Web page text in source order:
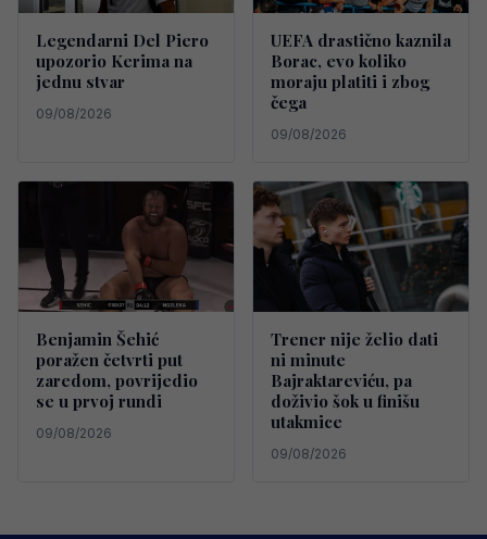
Legendarni Del Piero
upozorio Kerima na
jednu stvar
09/08/2026
UEFA drastično kaznila
Borac, evo koliko
moraju platiti i zbog
čega
09/08/2026
Benjamin Šehić
poražen četvrti put
zaredom, povrijedio
se u prvoj rundi
09/08/2026
Trener nije želio dati
ni minute
Bajraktareviću, pa
doživio šok u finišu
utakmice
09/08/2026